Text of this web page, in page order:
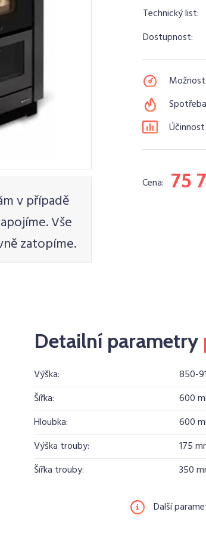
v případě
Vše
zatopíme.
Technický list:
Dostupnost:
Cena: 75
Detailní parametry
Výška:
850-
Šířka:
600
Hloubka:
600
Výška trouby:
175
Šířka trouby:
350
Další